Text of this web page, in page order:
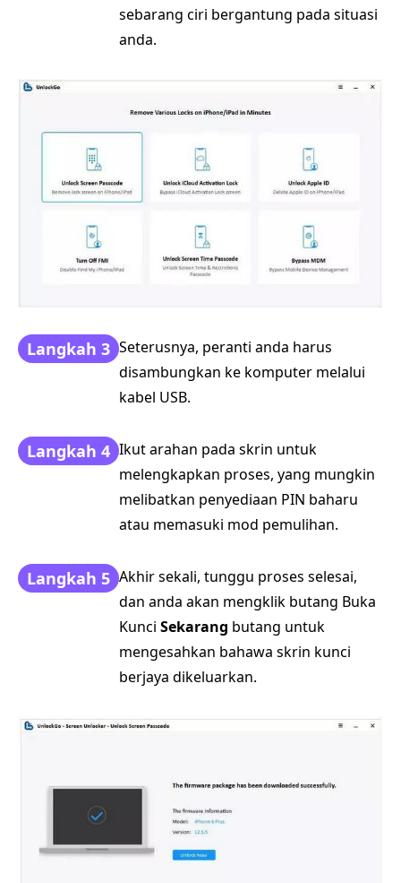
sebarang ciri bergantung pada situasi
anda.
Langkah 3 Seterusnya, peranti anda harus
disambungkan ke komputer melalui
kabel USB.
Langkah 4 Ikut arahan pada skrin untuk
melengkapkan proses, yang mungkin
melibatkan penyediaan PIN baharu
atau memasuki mod pemulihan.
Langkah 5 Akhir sekali, tunggu proses selesai,
dan anda akan mengklik butang Buka
Kunci Sekarang butang untuk
mengesahkan bahawa skrin kunci
berjaya dikeluarkan.